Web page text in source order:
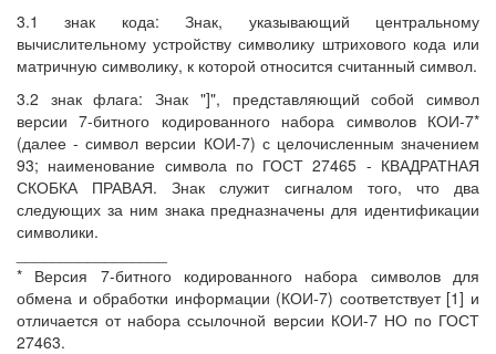
3.1 знак кода: Знак, указывающий центральному
вычислительному устройству символику штрихового кода или
матричную символику, к которой относится считанный символ.
3.2 знак флага: Знак "]", представляющий собой символ
версии 7-битного кодированного набора символов КОИ-7*
(далее - символ версии КОИ-7) с целочисленным значением
93; наименование символа по ГОСТ 27465 - КВАДРАТНАЯ
СКОБКА ПРАВАЯ. Знак служит сигналом того, что два
следующих за ним знака предназначены для идентификации
символики.
* Версия 7-битного кодированного набора символов для
обмена и обработки информации (КОИ-7) соответствует [1] и
отличается от набора ссылочной версии КОИ-7 НО по ГОСТ
27463.